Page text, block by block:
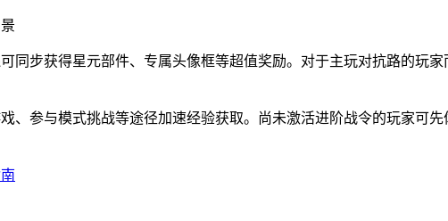
同步获得星元部件、专属头像框等超值奖励。对于主玩对抗路的玩
、参与模式挑战等途径加速经验获取。尚未激活进阶战令的玩家可